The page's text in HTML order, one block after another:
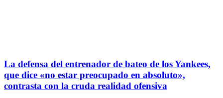
La defensa del entrenador de bateo de los Yankees,
que dice «no estar preocupado en absoluto»,
contrasta con la cruda realidad ofensiva